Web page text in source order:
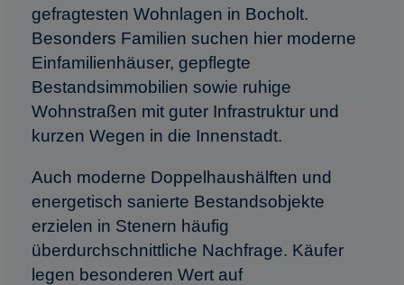
gefragtesten Wohnlagen in Bocholt.
Besonders Familien suchen hier moderne
Einfamilienhäuser, gepflegte
Bestandsimmobilien sowie ruhige
Wohnstraßen mit guter Infrastruktur und
kurzen Wegen in die Innenstadt.
Auch moderne Doppelhaushälften und
energetisch sanierte Bestandsobjekte
erzielen in Stenern häufig
überdurchschnittliche Nachfrage. Käufer
legen besonderen Wert auf